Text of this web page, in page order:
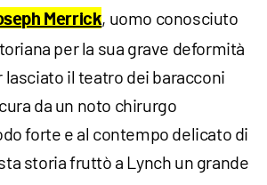
Merrick, uomo conosciuto
per la sua grave deformità
lasciato il teatro dei baracconi
da un noto chirurgo
forte e al contempo delicato di
storia fruttò a Lynch un grande